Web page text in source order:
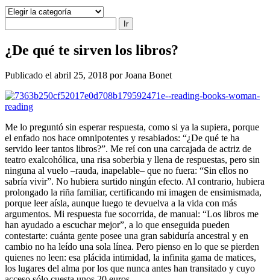
Categorías
¿De qué te sirven los libros?
Publicado el abril 25, 2018 por Joana Bonet
Me lo preguntó sin esperar respuesta, como si ya la supiera, porque
el enfado nos hace omnipotentes y resabiados: “¿De qué te ha
servido leer tantos libros?”. Me reí con una carcajada de actriz de
teatro exalcohólica, una risa soberbia y llena de respuestas, pero sin
ninguna al vuelo –rauda, inapelable– que no fuera: “Sin ellos no
sabría vivir”. No hubiera surtido ningún efecto. Al contrario, hubiera
prolongado la riña familiar, certificando mi imagen de ensimismada,
porque leer aísla, aunque luego te devuelva a la vida con más
argumentos. Mi respuesta fue socorrida, de manual: “Los libros me
han ayudado a escuchar mejor”, a lo que enseguida pueden
contestarte: cuánta gente posee una gran sabiduría ancestral y en
cambio no ha leído una sola línea. Pero pienso en lo que se pierden
quienes no leen: esa plácida intimidad, la infinita gama de matices,
los lugares del alma por los que nunca antes han transitado y cuyo